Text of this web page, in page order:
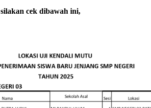
silakan cek dibawah ini,